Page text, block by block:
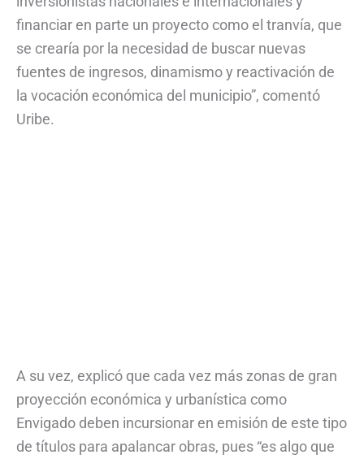
financiar en parte un proyecto como el tranvía, que
se crearía por la necesidad de buscar nuevas
fuentes de ingresos, dinamismo y reactivación de
la vocación económica del municipio”, comentó
Uribe.
A su vez, explicó que cada vez más zonas de gran
proyección económica y urbanística como
Envigado deben incursionar en emisión de este tipo
de títulos para apalancar obras, pues “es algo que